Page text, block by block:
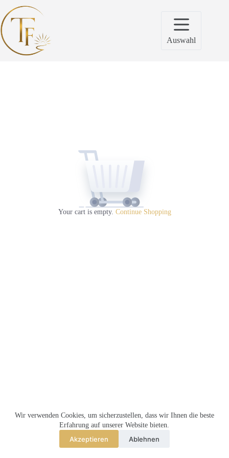
Inhalt
springen
Wir verwenden Cookies, um sicherzustellen, dass wir Ihnen die beste
Erfahrung auf unserer Website bieten.
Akzeptieren Ablehnen
Auswahl
Your cart is empty. Continue Shopping
MEMBERSHIP
TEILNAHMEBEDINGUNGEN
MELRENTMEISTER.DE